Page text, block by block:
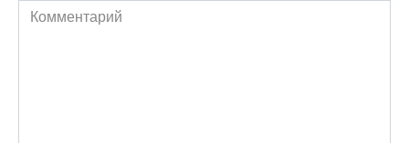
Комментарий